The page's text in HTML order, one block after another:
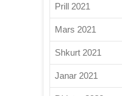
Prill 2021
Mars 2021
Shkurt 2021
Janar 2021